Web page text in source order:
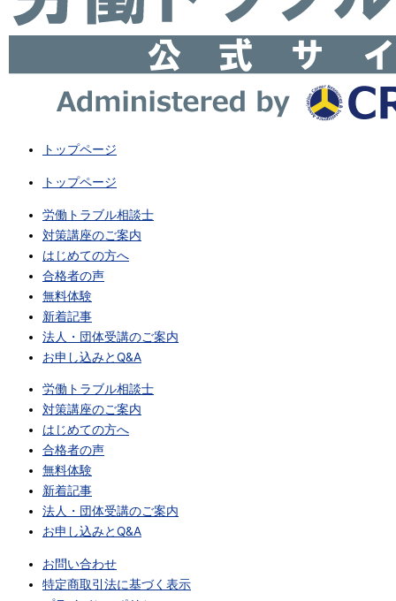
トップページ
トップページ
労働トラブル相談士
対策講座のご案内
はじめての方へ
合格者の声
無料体験
新着記事
法人・団体受講のご案内
お申し込みとQ&A
労働トラブル相談士
対策講座のご案内
はじめての方へ
合格者の声
無料体験
新着記事
法人・団体受講のご案内
お申し込みとQ&A
お問い合わせ
特定商取引法に基づく表示